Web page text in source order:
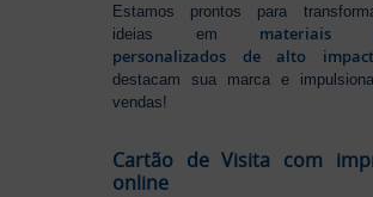
Estamos prontos para
ideias em materiais
personalizados de alto
destacam sua marca e
vendas!
Cartão de Visita com
online